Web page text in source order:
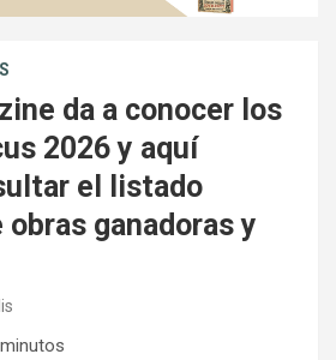
da a conocer los
2026 y aquí
el listado
ganadoras y
minutos